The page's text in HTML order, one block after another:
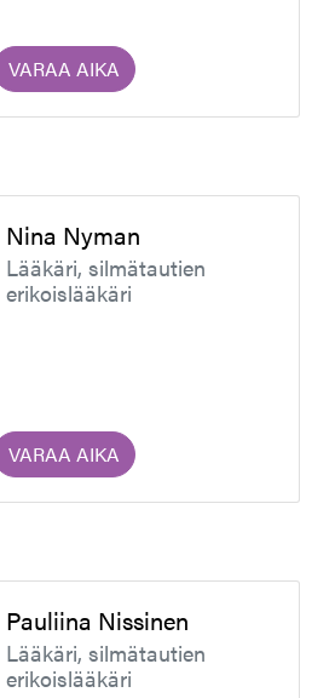
VARAA AIKA
Nina Nyman
Lääkäri, silmätautien
erikoislääkäri
VARAA AIKA
Pauliina Nissinen
Lääkäri, silmätautien
erikoislääkäri